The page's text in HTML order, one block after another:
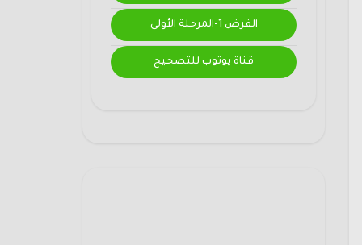
الفرض 1-المرحلة الأولى
قناة يوتوب للتصحيح